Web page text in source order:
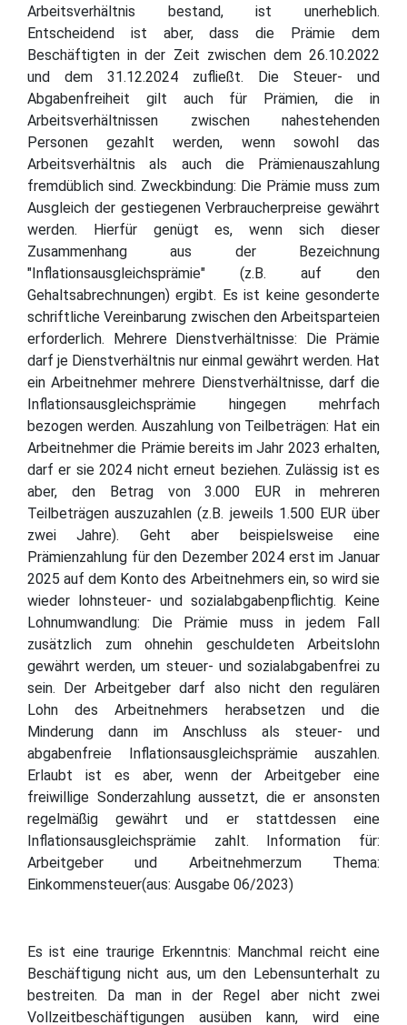
Arbeitsverhältnis bestand, ist unerheblich.
Entscheidend ist aber, dass die Prämie dem
Beschäftigten in der Zeit zwischen dem 26.10.2022
und dem 31.12.2024 zufließt. Die Steuer- und
Abgabenfreiheit gilt auch für Prämien, die in
Arbeitsverhältnissen zwischen nahestehenden
Personen gezahlt werden, wenn sowohl das
Arbeitsverhältnis als auch die Prämienauszahlung
fremdüblich sind. Zweckbindung: Die Prämie muss zum
Ausgleich der gestiegenen Verbraucherpreise gewährt
werden. Hierfür genügt es, wenn sich dieser
Zusammenhang aus der Bezeichnung
"Inflationsausgleichsprämie" (z.B. auf den
Gehaltsabrechnungen) ergibt. Es ist keine gesonderte
schriftliche Vereinbarung zwischen den Arbeitsparteien
erforderlich. Mehrere Dienstverhältnisse: Die Prämie
darf je Dienstverhältnis nur einmal gewährt werden. Hat
ein Arbeitnehmer mehrere Dienstverhältnisse, darf die
Inflationsausgleichsprämie hingegen mehrfach
bezogen werden. Auszahlung von Teilbeträgen: Hat ein
Arbeitnehmer die Prämie bereits im Jahr 2023 erhalten,
darf er sie 2024 nicht erneut beziehen. Zulässig ist es
aber, den Betrag von 3.000 EUR in mehreren
Teilbeträgen auszuzahlen (z.B. jeweils 1.500 EUR über
zwei Jahre). Geht aber beispielsweise eine
Prämienzahlung für den Dezember 2024 erst im Januar
2025 auf dem Konto des Arbeitnehmers ein, so wird sie
wieder lohnsteuer- und sozialabgabenpflichtig. Keine
Lohnumwandlung: Die Prämie muss in jedem Fall
zusätzlich zum ohnehin geschuldeten Arbeitslohn
gewährt werden, um steuer- und sozialabgabenfrei zu
sein. Der Arbeitgeber darf also nicht den regulären
Lohn des Arbeitnehmers herabsetzen und die
Minderung dann im Anschluss als steuer- und
abgabenfreie Inflationsausgleichsprämie auszahlen.
Erlaubt ist es aber, wenn der Arbeitgeber eine
freiwillige Sonderzahlung aussetzt, die er ansonsten
regelmäßig gewährt und er stattdessen eine
Inflationsausgleichsprämie zahlt. Information für:
Arbeitgeber und Arbeitnehmerzum Thema:
Einkommensteuer(aus: Ausgabe 06/2023)
Es ist eine traurige Erkenntnis: Manchmal reicht eine
Beschäftigung nicht aus, um den Lebensunterhalt zu
bestreiten. Da man in der Regel aber nicht zwei
Vollzeitbeschäftigungen ausüben kann, wird eine